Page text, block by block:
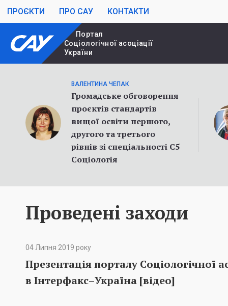
ПРОЄКТИ ПРО САУ КОНТАКТИ
Портал
Cоціологічної асоціації
України
ВАЛЕНТИНА ЧЕПАК
Громадське обговорення
проєктів стандартів
вищої освіти першого,
другого та третього
рівнів зі спеціальності С5
Соціологія
Проведені заходи
04 Липня 2019 року
Презентація порталу Соціологічної
в Інтерфакс–Україна [відео]